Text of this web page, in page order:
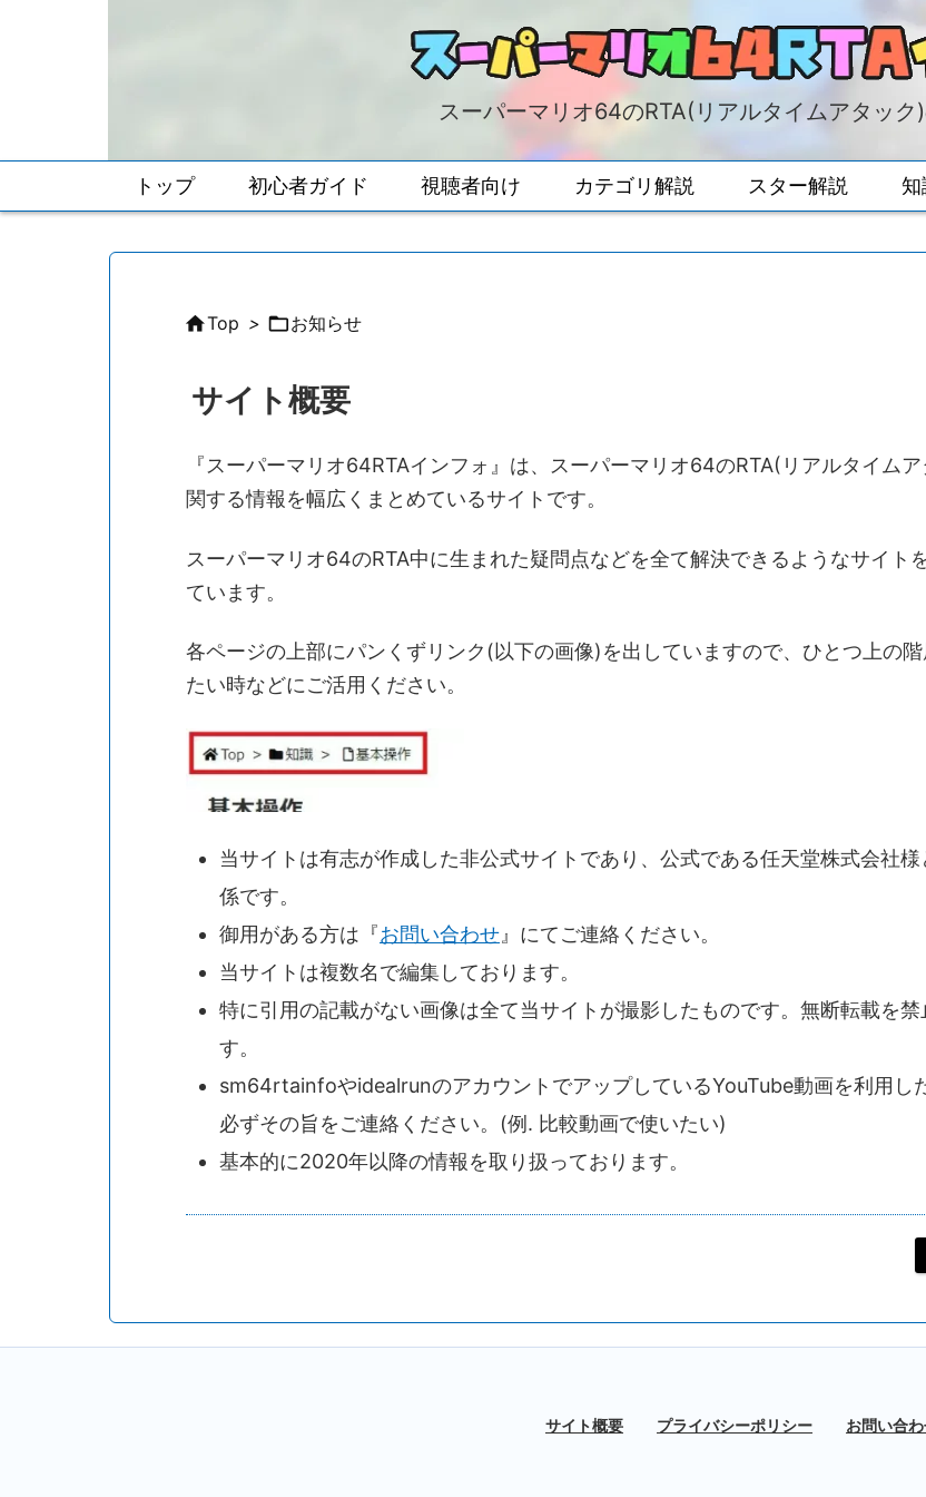
スーパーマリオ64のRTA(リアルタイムアタック
トップ 初心者ガイド 視聴者向け カテゴリ解説 スター解説 知
Top > お知らせ
サイト概要
『スーパーマリオ64RTAインフォ』は、スーパーマリオ64のRTA(リアルタイム
関する情報を幅広くまとめているサイトです。
スーパーマリオ64のRTA中に生まれた疑問点などを全て解決できるようなサイト
ています。
各ページの上部にパンくずリンク(以下の画像)を出していますので、ひとつ上の階
たい時などにご活用ください。
当サイトは有志が作成した非公式サイトであり、公式である任天堂株式会社様
係です。
御用がある方は『お問い合わせ 』にてご連絡ください。
当サイトは複数名で編集しております。
特に引用の記載がない画像は全て当サイトが撮影したものです。無断転載を禁
す。
sm64rtainfoやidealrunのアカウントでアップしているYouTube動画を利用し
必ずその旨をご連絡ください。(例. 比較動画で使いたい)
基本的に2020年以降の情報を取り扱っております。
サイト概要 プライバシーポリシー お問い合